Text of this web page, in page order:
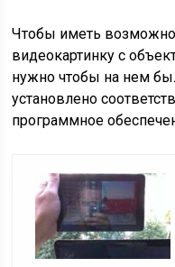
Чтобы иметь
видеокартинку с
нужно чтобы на нем
установлено
программное